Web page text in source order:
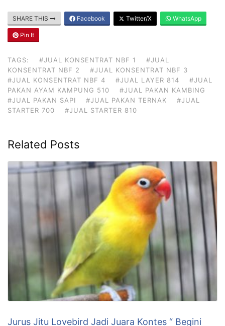
SHARE THIS Facebook Twitter/X WhatsApp
Pin It
TAGS: #JUAL KONSENTRAT NBF 1
#JUAL
KONSENTRAT NBF 2
#JUAL KONSENTRAT NBF 3
#JUAL KONSENTRAT NBF 4
#JUAL LAYER 814
#JUAL
PAKAN AYAM KAMPUNG 510
#JUAL PAKAN KAMBING
#JUAL PAKAN SAPI
#JUAL PAKAN TERNAK
#JUAL
STARTER 700
#JUAL STARTER 810
Related Posts
Jurus Jitu Lovebird Jadi Juara Kontes “ Begini